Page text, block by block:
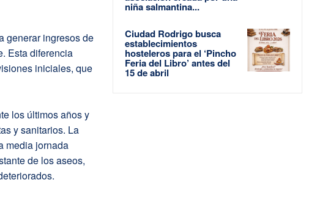
generar ingresos de
Esta diferencia
iniciales, que
los últimos años y
y sanitarios. La
media jornada
de los aseos,
niña salmantina...
Ciudad Rodrigo busca
establecimientos
hosteleros para el ‘Pincho
Feria del Libro’ antes del
15 de abril